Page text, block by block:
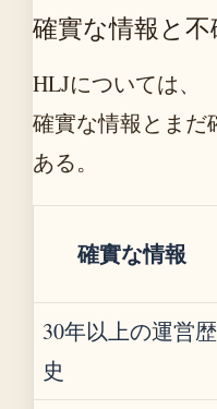
確實な情報と
HLJについては、
確實な情報とまだ
ある。
確實な情報
30年以上の運営歴
史